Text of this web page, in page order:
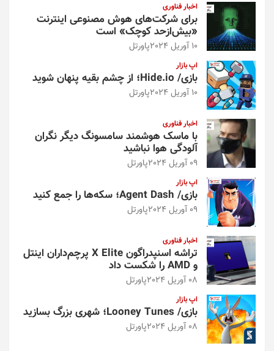
اخبار فناوری
برای شرکت‌های هوش مصنوعی اینترنت
«بیش‌از‌حد کوچک» است
10 آوریل 2024 پاورتل
اپ بازار
بازی/ Hide.io؛ از چشم بقیه پنهان شوید
10 آوریل 2024 پاورتل
اخبار فناوری
با ماسک هوشمند سامسونگ دیگر نگران
آلودگی هوا نباشید
09 آوریل 2024 پاورتل
اپ بازار
بازی/ Agent Dash؛ سکه‌ها را جمع کنید
09 آوریل 2024 پاورتل
اخبار فناوری
تراشه اسنپدراگون X Elite پرچم‌داران اینتل
و AMD را شکست داد
08 آوریل 2024 پاورتل
اپ بازار
بازی/ Looney Tunes؛ شهری بزرگ بسازید
08 آوریل 2024 پاورتل